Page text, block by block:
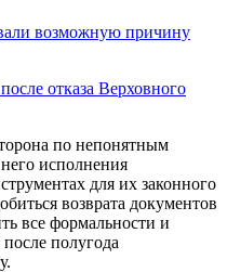
возможную причину
отказа Верховного
по непонятным
исполнения
для их законного
возврата документов
все формальности и
полугода